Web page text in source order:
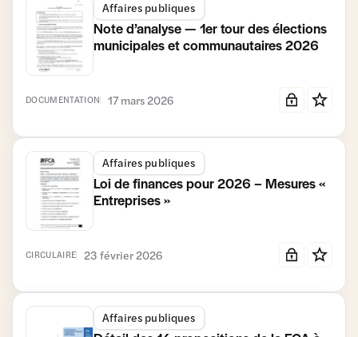
Affaires publiques
Note d’analyse — 1er tour des élections
municipales et communautaires 2026
DOCUMENTATION 17 mars 2026
Affaires publiques
Loi de finances pour 2026 – Mesures «
Entreprises »
CIRCULAIRE 23 février 2026
Affaires publiques